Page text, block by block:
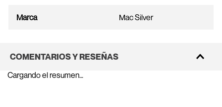
Marca Mac Silver
COMENTARIOS Y RESEÑAS
Cargando el resumen…